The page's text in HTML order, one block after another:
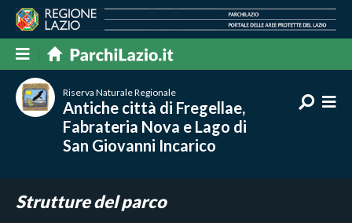
Riserva Naturale Regionale
Antiche città di Fregellae,
Fabrateria Nova e Lago di
San Giovanni Incarico
Strutture del parco